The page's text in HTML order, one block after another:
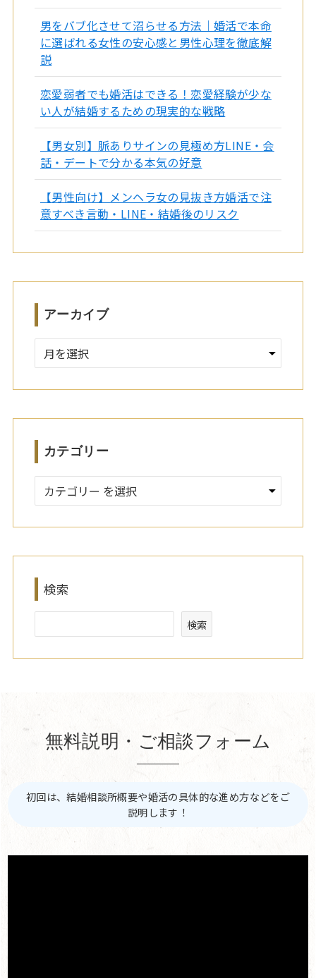
男をバブ化させて沼らせる方法｜婚活で本命
に選ばれる女性の安心感と男性心理を徹底解
説
恋愛弱者でも婚活はできる！恋愛経験が少な
い人が結婚するための現実的な戦略
【男女別】脈ありサインの見極め方LINE・会
話・デートで分かる本気の好意
【男性向け】メンヘラ女の見抜き方婚活で注
意すべき言動・LINE・結婚後のリスク
アーカイブ
ー
ブ
カテゴリー
検索
検索
無料説明・ご相談フォーム
初回は、結婚相談所概要や婚活の具体的な進め方などをご
説明します！